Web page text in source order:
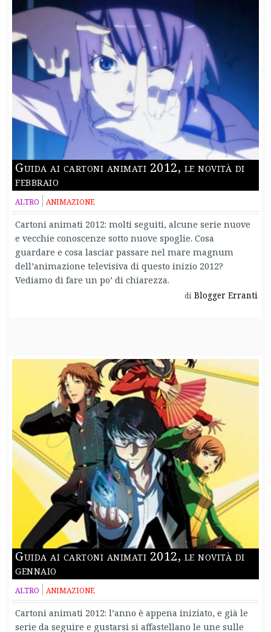
Guida ai cartoni animati 2012, le novità di
febbraio
ALTRO ANIMAZIONE
Cartoni animati 2012: molti seguiti, alcune serie nuove
e vecchie conoscenze sotto nuove spoglie. Cosa
guardare e cosa lasciar passare nel mare magnum
dell’animazione televisiva di questo inizio 2012?
Vediamo di fare un po’ di chiarezza.
di Blogger Erranti
Guida ai cartoni animati 2012, le novità di
gennaio
ALTRO ANIMAZIONE
Cartoni animati 2012: l’anno è appena iniziato, e già le
serie da seguire e gustarsi si affastellano le une sulle